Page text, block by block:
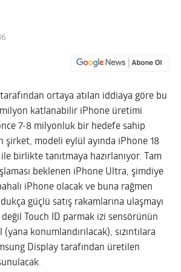
ortaya atılan iddiaya göre bu
milyon katlanabilir iPhone üretimi
7-8 milyonluk bir hedefe sahip
şirket, modeli eylül ayında iPhone 18
birlikte tanıtmaya hazırlanıyor. Tam
beklenen iPhone Ultra, şimdiye
iPhone olacak ve buna rağmen
güçlü satış rakamlarına ulaşmayı
değil Touch ID parmak izi sensörünün
(yana konumlandırılacak), sızıntılara
Display tarafından üretilen
.